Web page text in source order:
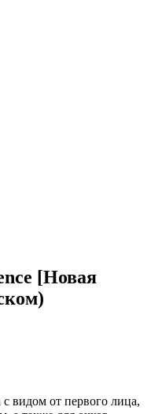
[Новая
видом от первого лица,